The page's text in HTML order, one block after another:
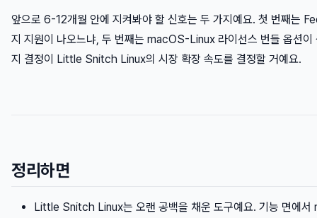
앞으로 6-12개월 안에 지켜봐야 할 신호는 두 가지예요. 첫 번째는
지 지원이 나오느냐, 두 번째는 macOS-Linux 라이선스 번들 옵션이
지 결정이 Little Snitch Linux의 시장 확장 속도를 결정할 거예요.
정리하면
Little Snitch Linux는 오랜 공백을 채운 도구예요. 기능 면에서